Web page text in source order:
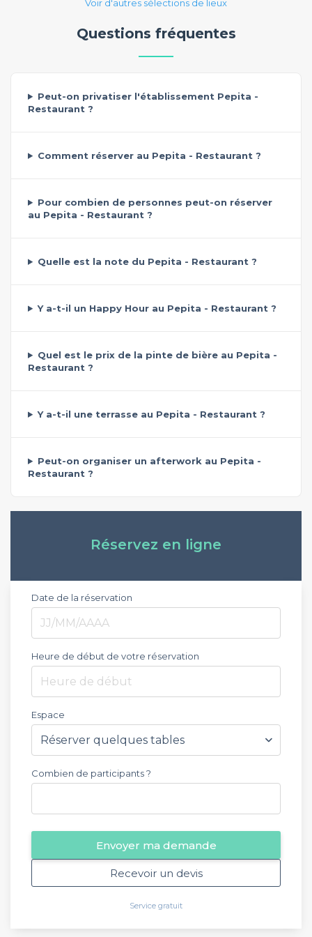
Voir d'autres sélections de lieux
Questions fréquentes
Peut-on privatiser l'établissement Pepita -
Restaurant ?
Comment réserver au Pepita - Restaurant ?
Pour combien de personnes peut-on réserver
au Pepita - Restaurant ?
Quelle est la note du Pepita - Restaurant ?
Y a-t-il un Happy Hour au Pepita - Restaurant ?
Quel est le prix de la pinte de bière au Pepita -
Restaurant ?
Y a-t-il une terrasse au Pepita - Restaurant ?
Peut-on organiser un afterwork au Pepita -
Restaurant ?
Réservez en ligne
Date de la réservation
Heure de début de votre réservation
Heure de début
Espace
Combien de participants ?
Envoyer ma demande
Recevoir un devis
Service gratuit